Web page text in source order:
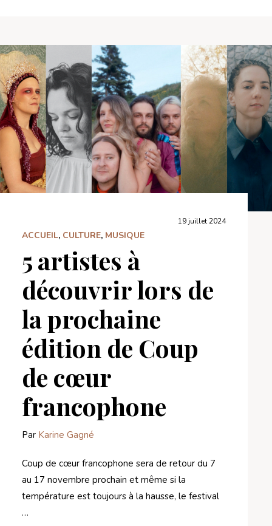
19 juillet 2024
ACCUEIL, CULTURE, MUSIQUE
5 artistes à
découvrir lors de
la prochaine
édition de Coup
de cœur
francophone
Par Karine Gagné
Coup de cœur francophone sera de retour du 7
au 17 novembre prochain et même si la
température est toujours à la hausse, le festival
…